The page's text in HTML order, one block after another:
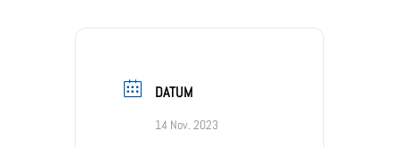
DATUM
14 Nov. 2023